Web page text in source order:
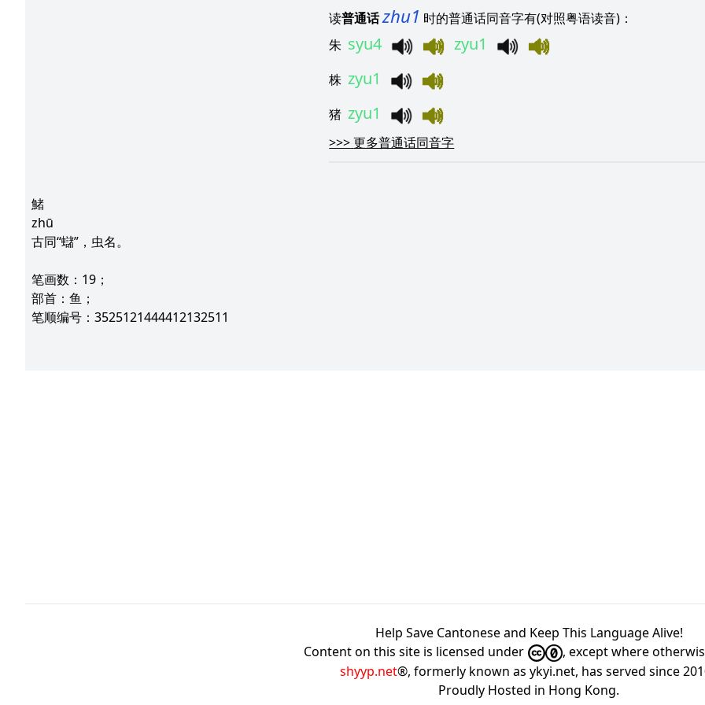
读普通话zhu1 时的普通话同音字有(对照粤语读音)：
朱 syu4 zyu1
株 zyu1
猪 zyu1
>>>更多普通话同音字
鯺
zhū
古同“蠩”，虫名。
笔画数：19；
部首：鱼；
笔顺编号：3525121444412132511
Help Save Cantonese and Keep This Language Alive!
Content on this site is licensed under
, except where
shyyp.net®, formerly known as ykyi.net, has served since
Proudly Hosted in Hong Kong.